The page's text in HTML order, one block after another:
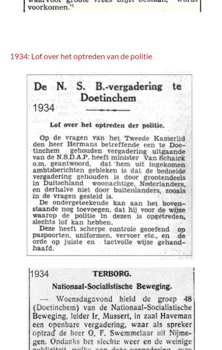
1934: Lof over het optreden van de politie